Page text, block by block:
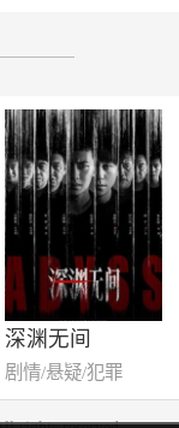
深渊无间
剧情/悬疑/犯罪